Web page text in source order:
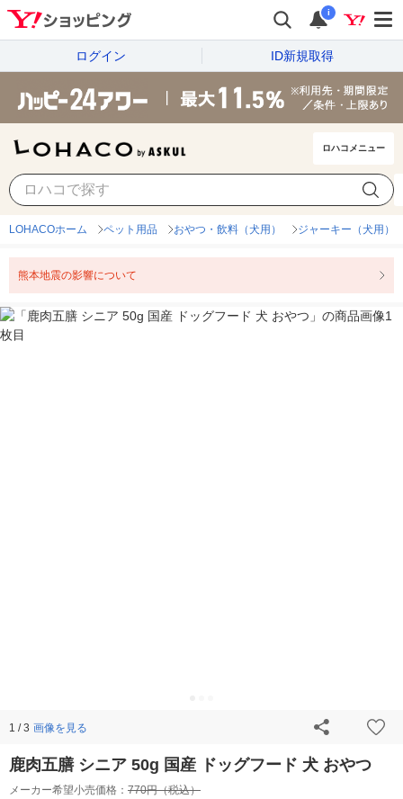
i
ログイン ID新規取得
ロハコメニュー
LOHACOホーム ペット用品 おやつ・飲料（犬用） ジャーキー（犬用）
熊本地震の影響について
1 / 3 画像を見る
鹿肉五膳 シニア 50g 国産 ドッグフード 犬 おやつ
メーカー希望小売価格： 770円（税込）